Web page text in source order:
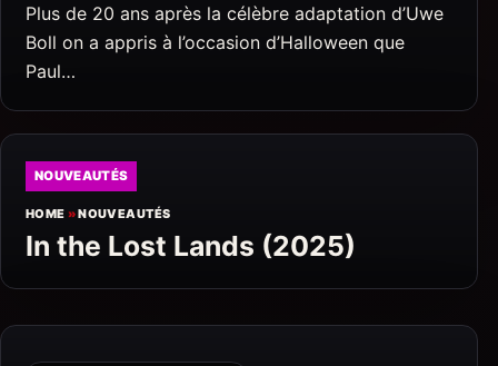
Plus de 20 ans après la célèbre adaptation d’Uwe
Boll on a appris à l’occasion d’Halloween que
Paul…
NOUVEAUTÉS
HOME »NOUVEAUTÉS
In the Lost Lands (2025)